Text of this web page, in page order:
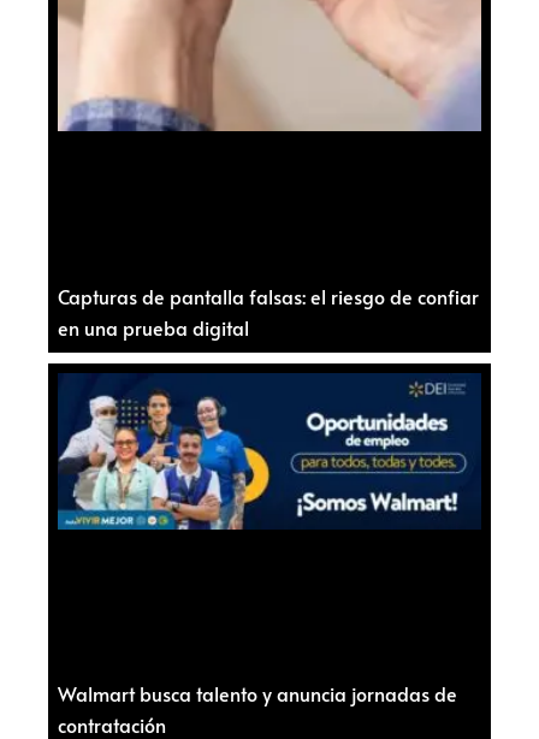
Capturas de pantalla falsas: el riesgo de confiar
en una prueba digital
Walmart busca talento y anuncia jornadas de
contratación